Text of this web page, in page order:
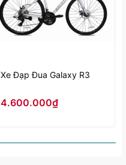
Xe Đạp Đua Galaxy R3
4.600.000₫